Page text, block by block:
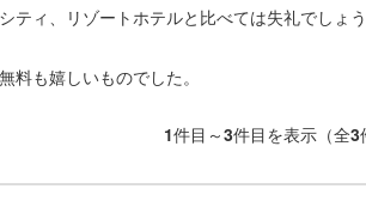
ティ、リゾートホテルと比べては失礼でしょう
料も嬉しいものでした。
1件目～3件目を表示（全3